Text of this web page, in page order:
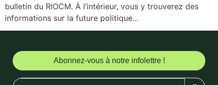
bulletin du RIOCM. À l’intérieur, vous y trouverez des
informations sur la future politique…
Abonnez-vous à notre infolettre !